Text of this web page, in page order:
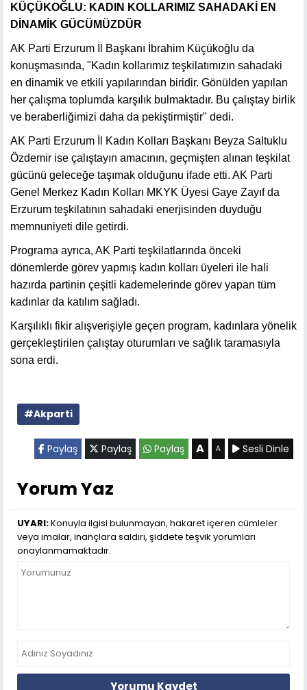
KÜÇÜKOĞLU: KADIN KOLLARIMIZ SAHADAKİ EN
DİNAMİK GÜCÜMÜZDÜR
AK Parti Erzurum İl Başkanı İbrahim Küçükoğlu da
konuşmasında, "Kadın kollarımız teşkilatımızın sahadaki
en dinamik ve etkili yapılarından biridir. Gönülden yapılan
her çalışma toplumda karşılık bulmaktadır. Bu çalıştay birlik
ve beraberliğimizi daha da pekiştirmiştir" dedi.
AK Parti Erzurum İl Kadın Kolları Başkanı Beyza Saltuklu
Özdemir ise çalıştayın amacının, geçmişten alınan teşkilat
gücünü geleceğe taşımak olduğunu ifade etti. AK Parti
Genel Merkez Kadın Kolları MKYK Üyesi Gaye Zayıf da
Erzurum teşkilatının sahadaki enerjisinden duyduğu
memnuniyeti dile getirdi.
Programa ayrıca, AK Parti teşkilatlarında önceki
dönemlerde görev yapmış kadın kolları üyeleri ile hali
hazırda partinin çeşitli kademelerinde görev yapan tüm
kadınlar da katılım sağladı.
Karşılıklı fikir alışverişiyle geçen program, kadınlara yönelik
gerçekleştirilen çalıştay oturumları ve sağlık taramasıyla
sona erdi.
#Akparti
Paylaş Paylaş Paylaş A A Sesli Dinle
Yorum Yaz
UYARI:Konuyla ilgisi bulunmayan, hakaret içeren cümleler
veya imalar, inançlara saldırı, şiddete teşvik yorumları
onaylanmamaktadır.
Yorumu Kaydet